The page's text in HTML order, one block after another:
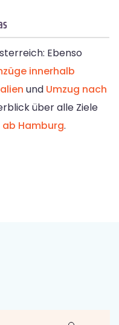
Ebenso
innerhalb
und Umzug nach
über alle Ziele
Hamburg.